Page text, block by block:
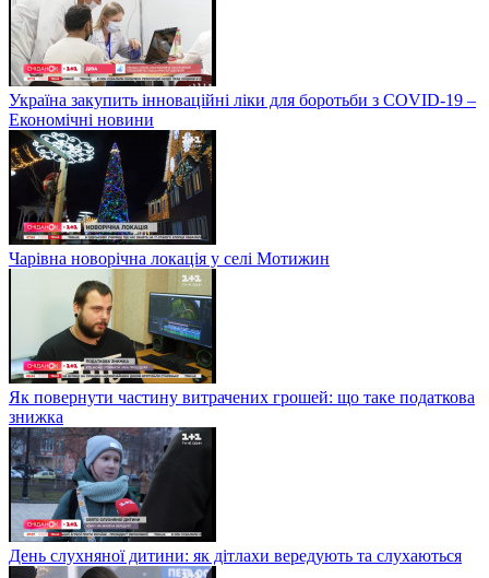
Україна закупить інноваційні ліки для боротьби з COVID-19 –
Економічні новини
Чарівна новорічна локація у селі Мотижин
Як повернути частину витрачених грошей: що таке податкова
знижка
День слухняної дитини: як дітлахи вередують та слухаються